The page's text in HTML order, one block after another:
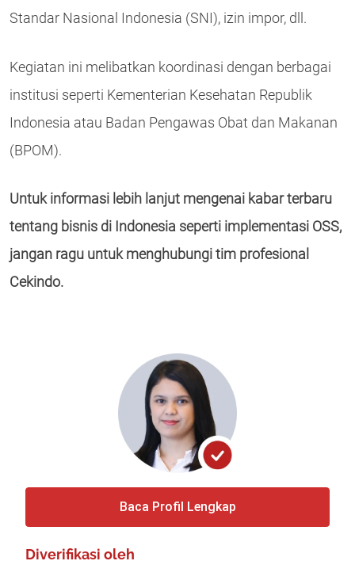
Standar Nasional Indonesia (SNI), izin impor, dll.
Kegiatan ini melibatkan koordinasi dengan berbagai
institusi seperti Kementerian Kesehatan Republik
Indonesia atau Badan Pengawas Obat dan Makanan
(BPOM).
Untuk informasi lebih lanjut mengenai kabar terbaru
tentang bisnis di Indonesia seperti implementasi OSS,
jangan ragu untuk menghubungi tim profesional
Cekindo.
Baca Profil Lengkap
Diverifikasi oleh